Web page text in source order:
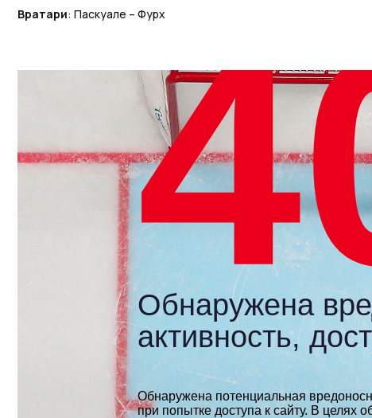
Вратари: Паскуале – Фурх